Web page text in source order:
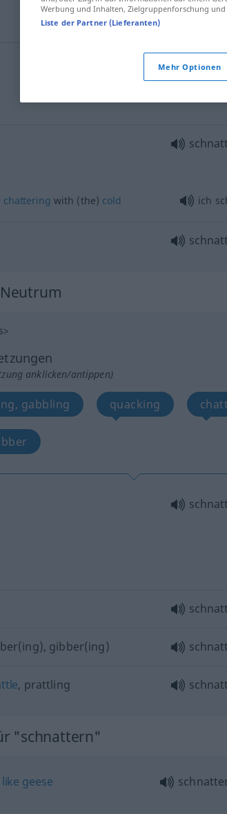
chattering with (the) cold ich
>
anklicken/antippen)
gabbling quacking
gibber(ing)
, prattling
"schnattern"
like geese
Werbung und Inhalten, Zielgruppenforschung
Liste der Partner (Lieferanten)
Mehr Optionen